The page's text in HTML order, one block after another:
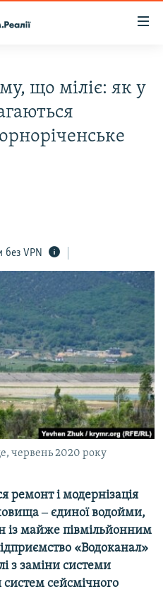
що міліє: як у
без VPN
червень 2020 року
ремонт і модернізація
‒ єдиної водойми,
із майже півмільйонним
«Водоканал»
з заміни системи
систем сейсмічного